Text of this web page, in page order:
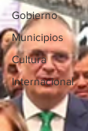
Gobierno
Municipios
Cultura
Internacional